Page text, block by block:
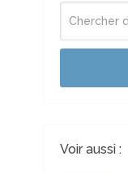
Voir aussi :